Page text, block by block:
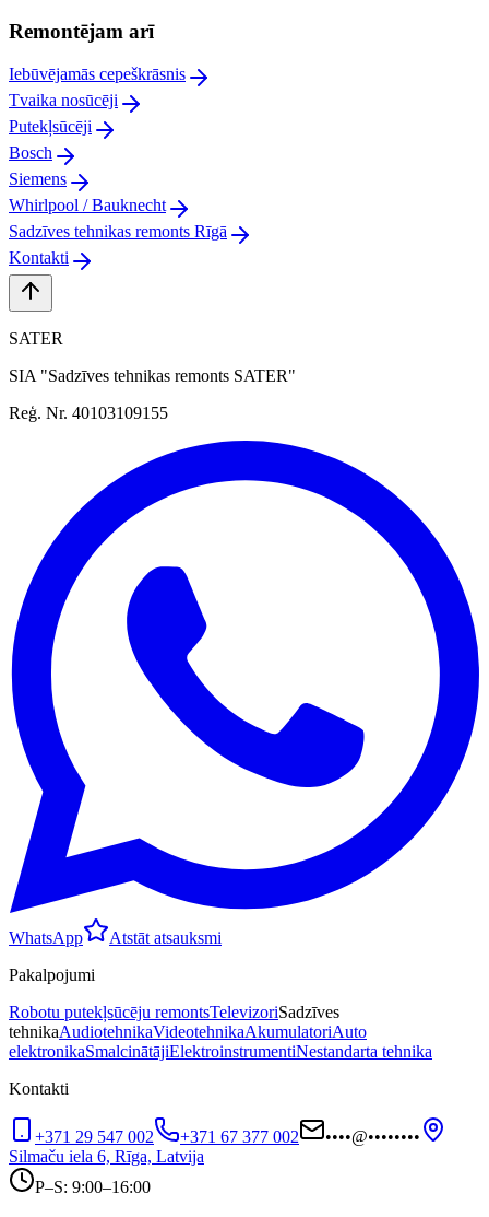
Remontējam arī
Iebūvējamās cepeškrāsnis
Tvaika nosūcēji
Putekļsūcēji
Bosch
Siemens
Whirlpool / Bauknecht
Sadzīves tehnikas remonts Rīgā
Kontakti
SATER
SIA "Sadzīves tehnikas remonts SATER"
Reģ. Nr. 40103109155
WhatsApp
Atstāt atsauksmi
Pakalpojumi
Robotu putekļsūcēju remontsTelevizoriSadzīves
tehnikaAudiotehnikaVideotehnikaAkumulatoriAuto
elektronikaSmalcinātājiElektroinstrumentiNestandarta tehnika
Kontakti
+371 29 547 002 +371 67 377 002 ••••@••••••••
Silmaču iela 6, Rīga, Latvija
P–S: 9:00–16:00